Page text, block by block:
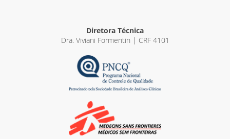
Diretora Técnica
Dra. Viviani Formentin | CRF 4101